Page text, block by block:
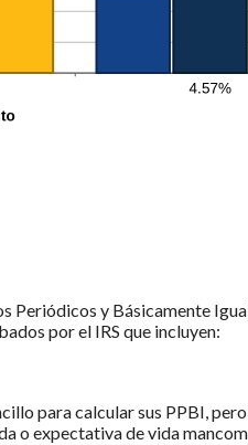
y Básicamente
por el IRS que incluyen:
para calcular sus PPBI,
o expectativa de vida